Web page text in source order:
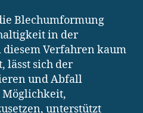
Blechumformung
in der
Verfahren kaum
lässt sich der
und Abfall
unterstützt